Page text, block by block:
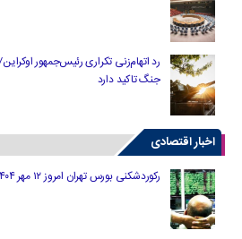
رد اتهام‌زنی تکراری رئیس‌جمهور
جنگ تاکید دارد
اخبار اقتصادی
رکوردشکنی بورس تهران امروز ۱۲ مهر ۱۴۰۴| بازار سهام رونق گرفت